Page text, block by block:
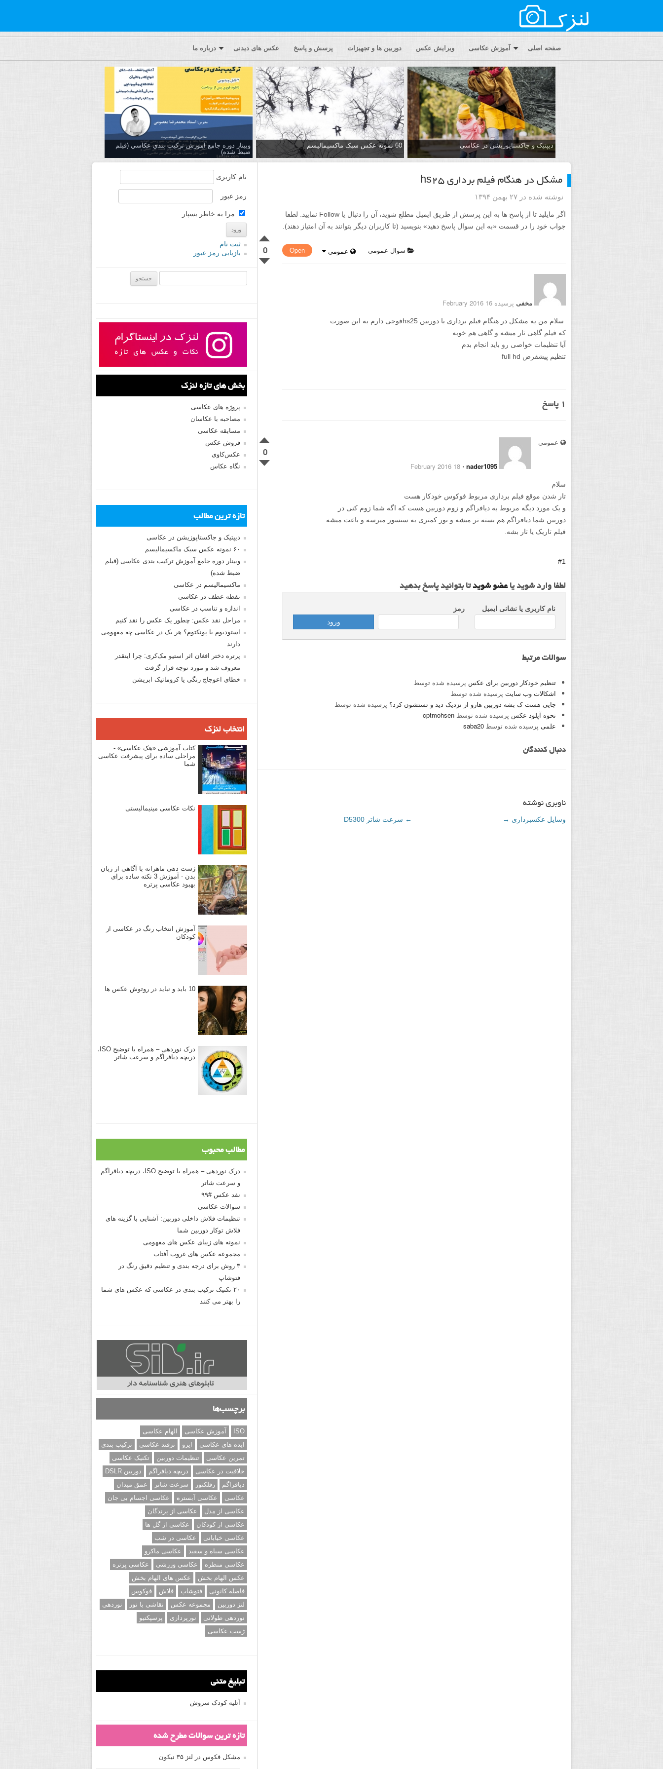
صفحه اصلی آموزش عکاسی ویرایش عکس دوربین ها و تجهیزات پرسش و پاسخ عکس های دیدنی درباره ما
دیپتیک و جاکستا‌پوزیشن در عکاسی 60 نمونه عکس سبک ماکسیمالیسم
وبینار دوره جامع آموزش تركيب بندي عكاسي (فیلم
ضبط شده)
مشکل در هنگام فیلم برداری hs25
نوشته شده در ۲۷ بهمن ۱۳۹۴
اگر مایلید تا از پاسخ ها به این پرسش از طریق ایمیل مطلع شوید، آن را دنبال یا Follow نمایید. لطفا
جواب خود را در قسمت «به این سوال پاسخ دهید» بنویسید (تا کاربران دیگر بتوانند به آن امتیاز دهند).
0 Open عمومی سوال عمومی
مخفی پرسیده 16 February 2016
سلام من یه مشکل در هنگام فیلم برداری با دوربین hs25فوجی دارم به این صورت
که فیلم گاهی تار میشه و گاهی هم خوبه
آیا تنظیمات خواصی رو باید انجام بدم
تنظیم پیشفرض full hd
1 پاسخ
0
عمومی
nader1095
⋅
18 February 2016
سلام
تار شدن موقع فیلم برداری مربوط فوکوس خودکار هست
و یک مورد دیگه مربوط به دیافراگم و زوم دوربین هست که اگه شما زوم کنی در
دوربین شما دیافراگم هم بسته تر میشه و نور کمتری به سنسور میرسه و باعث میشه
فیلم تاریک یا تار بشه.
#1
لطفا وارد شوید یاعضو شویدتا بتوانید پاسخ بدهید
نام کاربری یا نشانی ایمیل رمز
سوالات مرتبط
تنظیم خودکار دوربین برای عکس پرسیده شده توسط
اشکالات وب سایت پرسیده شده توسط
جایی هست ک بشه دوربین هارو از نزدیک دید و تستشون کرد؟ پرسیده شده توسط
نحوه آپلود عکس پرسیده شده توسط cptmohsen
علمی پرسیده شده توسط saba20
دنبال کنندگان
ناوبری نوشته
← سرعت شاتر D5300 وسایل عکسبرداری →
نام کاربری
رمز عبور
مرا به خاطر بسپار
ثبت نام
بازیابی رمز عبور
بخش های تازه لنزک
پروژه های عکاسی
مصاحبه با عکاسان
مسابقه عکاسی
فروش عکس
عکس‌کاوی
نگاه عکاس
تازه ترین مطالب
دیپتیک و جاکستا‌پوزیشن در عکاسی
۶۰ نمونه عکس سبک ماکسیمالیسم
وبینار دوره جامع آموزش ترکیب بندی عکاسی (فیلم
ضبط شده)
ماکسیمالیسم در عکاسی
نقطه عطف در عکاسی
اندازه و تناسب در عکاسی
مراحل نقد عکس: چطور یک عکس را نقد کنیم
استودیوم یا پونکتوم؟ هر یک در عکاسی چه مفهومی
دارند
پرتره دختر افغان اثر استیو مک‌کری: چرا اینقدر
معروف شد و مورد توجه قرار گرفت
خطای اعوجاج رنگی یا کروماتیک ابریشن
انتخاب لنزک
کتاب آموزشی «هک عکاسی» -
مراحلی ساده برای پیشرفت عکاسی
شما
نکات عکاسی مینیمالیستی
ژست دهی ماهرانه با آگاهی از زبان
بدن - آموزش 3 نکته ساده برای
بهبود عکاسی پرتره
آموزش انتخاب رنگ در عکاسی از
کودکان
10 باید و نباید در روتوش عکس ها
درک نوردهی – همراه با توضیح ISO،
دریچه دیافراگم و سرعت شاتر
مطالب محبوب
درک نوردهی – همراه با توضیح ISO، دریچه دیافراگم
و سرعت شاتر
نقد عکس #۹۹
سوالات عکاسی
تنظیمات فلاش داخلی دوربین: آشنایی با گزینه های
فلاش توکار دوربین شما
نمونه های زیبای عکس های مفهومی
مجموعه عکس های غروب آفتاب
۳ روش برای درجه بندی و تنظیم دقیق رنگ در
فتوشاپ
۲۰ تکنیک ترکیب بندی در عکاسی که عکس های شما
را بهتر می کنند
برچسب‌ها
ISO آموزش عکاسی
الهام عکاسی
ایده های عکاسی
ایزو ترفند عکاسی
ترکیب بندی
تمرین عکاسی
تنظیمات دوربین
تکنیک عکاسی
خلاقیت در عکاسی
دریچه دیافراگم
دوربین DSLR
دیافراگم
رفلکتور سرعت شاتر
عمق میدان
عکاسی
عکاسی آبستره
عکاسی اجسام بی جان
عکاسی از مدل
عکاسی از پرندگان
عکاسی از کودکان
عکاسی از گل ها
عکاسی خیابانی
عکاسی در شب
عکاسی سیاه و سفید
عکاسی ماکرو
عکاسی منظره
عکاسی ورزشی
عکاسی پرتره
عکس الهام بخش
عکس های الهام بخش
فاصله کانونی
فتوشاپ فلاش
فوکوس
لنز دوربین
مجموعه عکس نقاشی با نور
نوردهی
نوردهی طولانی
نورپردازی
پرسپکتیو
ژست عکاسی
تبلیغ متنی
آتلیه کودک سروش
تازه ترین سوالات مطرح شده
مشکل فکوس در لنز ۳۵ نیکون